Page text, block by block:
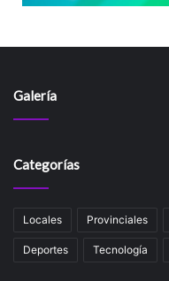
Galería
Categorías
Locales Provinciales
Deportes Tecnología